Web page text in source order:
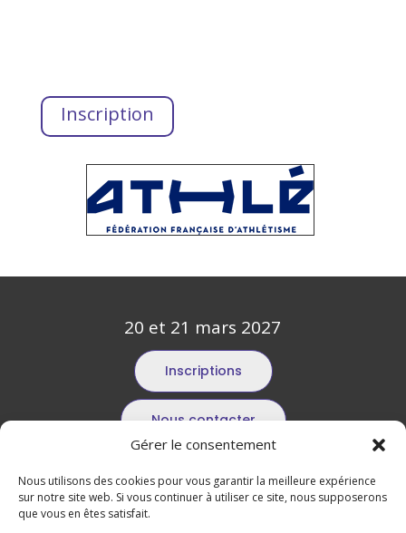
Gérer le consentement
Nous utilisons des cookies pour vous garantir la meilleure expérience
sur notre site web. Si vous continuer à utiliser ce site, nous supposerons
que vous en êtes satisfait.
Inscription
20 et 21 mars 2027
Inscriptions
Nous contacter